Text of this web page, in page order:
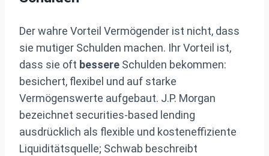
Der wahre Vorteil Vermögender ist nicht, dass
sie mutiger Schulden machen. Ihr Vorteil ist,
dass sie oft bessere Schulden bekommen:
besichert, flexibel und auf starke
Vermögenswerte aufgebaut. J.P. Morgan
bezeichnet securities-based lending
ausdrücklich als flexible und kosteneffiziente
Liquiditätsquelle; Schwab beschreibt